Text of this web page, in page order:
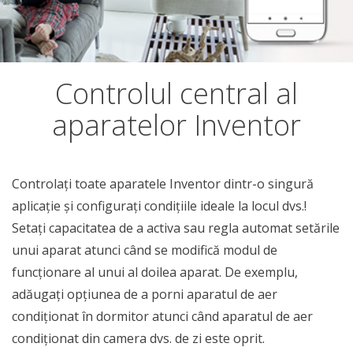
Controlul central al
aparatelor Inventor
Controlați toate aparatele Inventor dintr-o singură
aplicație și configurați condițiile ideale la locul dvs.!
Setați capacitatea de a activa sau regla automat setările
unui aparat atunci când se modifică modul de
funcționare al unui al doilea aparat. De exemplu,
adăugați opțiunea de a porni aparatul de aer
condiționat în dormitor atunci când aparatul de aer
condiționat din camera dvs. de zi este oprit.